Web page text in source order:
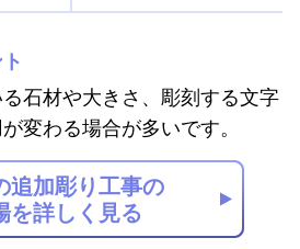
石材や大きさ、彫刻する文字
変わる場合が多いです。
追加彫り工事の
を詳しく見る